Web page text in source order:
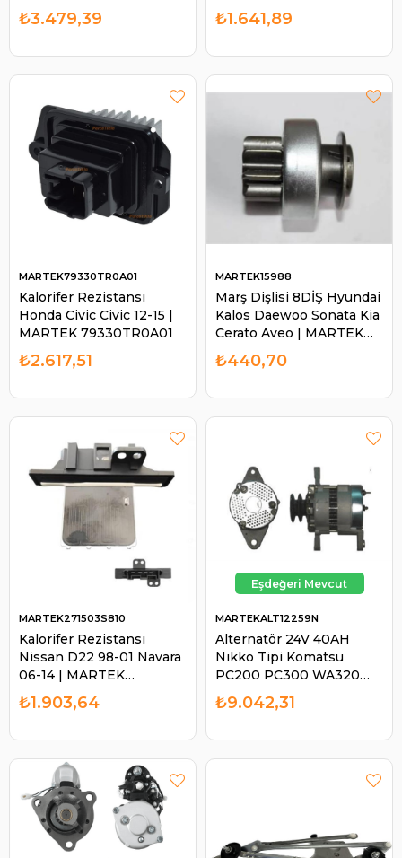
Mercedes Actros Volvo
Scania 370mm Duz Freze
₺3.479,39
AES15DIS02 | MARTEK
15DIS02
₺1.641,89
Kalorifer Rezistansı
Honda Civic Civic 12-15 |
MARTEK 79330TR0A01
MARTEK79330TR0A01
₺2.617,51
Marş Dişlisi 8DİŞ Hyundai
Kalos Daewoo Sonata Kia
Cerato Aveo | MARTEK
15988
MARTEK15988
₺440,70
Kalorifer Rezistansı
Nissan D22 98-01 Navara
06-14 | MARTEK
271503S810
MARTEK271503S810
₺1.903,64
Alternatör 24V 40AH
Nıkko Tipi Komatsu
PC200 PC300 WA320
470 İş Makinası Excavatör
| MARTEK ALT12259N
MARTEKALT12259N
₺9.042,31